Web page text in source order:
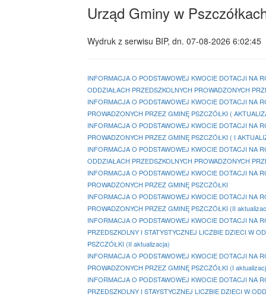
Urząd Gminy w
Wydruk z serwisu BIP, dn. 07-08-2026 6:02:45
INFORMACJA O PODSTAWOWEJ KWOCIE DOTACJI NA
ODDZIAŁACH PRZEDSZKOLNYCH PROWADZONYCH
INFORMACJA O PODSTAWOWEJ KWOCIE DOTACJI NA
PROWADZONYCH PRZEZ GMINĘ PSZCZÓŁKI (
INFORMACJA O PODSTAWOWEJ KWOCIE DOTACJI NA
PROWADZONYCH PRZEZ GMINĘ PSZCZÓŁKI ( I
INFORMACJA O PODSTAWOWEJ KWOCIE DOTACJI NA
ODDZIAŁACH PRZEDSZKOLNYCH PROWADZONYCH
INFORMACJA O PODSTAWOWEJ KWOCIE DOTACJI NA
PROWADZONYCH PRZEZ GMINĘ PSZCZÓŁKI
INFORMACJA O PODSTAWOWEJ KWOCIE DOTACJI NA
PROWADZONYCH PRZEZ GMINĘ PSZCZÓŁKI (II
INFORMACJA O PODSTAWOWEJ KWOCIE DOTACJI NA
PRZEDSZKOLNY I STATYSTYCZNEJ LICZBIE DZIECI W
PSZCZÓŁKI (II aktualizacja)
INFORMACJA O PODSTAWOWEJ KWOCIE DOTACJI NA
PROWADZONYCH PRZEZ GMINĘ PSZCZÓŁKI (I
INFORMACJA O PODSTAWOWEJ KWOCIE DOTACJI NA
PRZEDSZKOLNY I STAYSTYCZNEJ LICZBIE DZIECI W